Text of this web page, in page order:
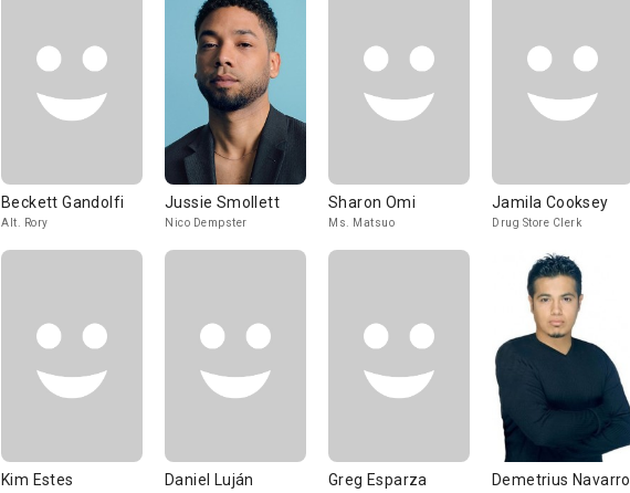
Beckett Gandolfi
Alt. Rory
Jussie Smollett
Nico Dempster
Sharon Omi
Ms. Matsuo
Jamila Cooksey
Drug Store Clerk
Kim Estes Daniel Luján Greg Esparza Demetrius Navarro